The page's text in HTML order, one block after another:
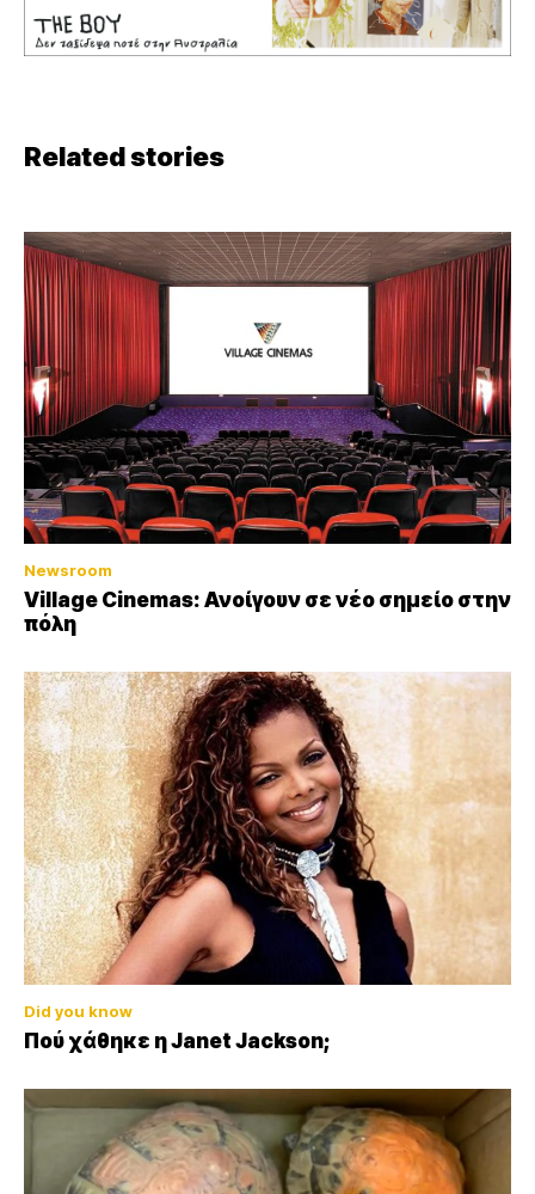
Related stories
Newsroom
Village Cinemas: Ανοίγουν σε νέο σημείο στην
πόλη
Did you know
Πού χάθηκε η Janet Jackson;